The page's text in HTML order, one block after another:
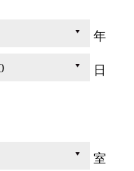
年
日
室